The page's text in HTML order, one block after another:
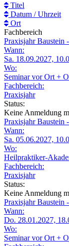
Titel
Datum / Uhrzeit
Ort
Fachbereich
Praxisjahr Baustein
Wann:
Sa. 18.09.2027,
Wo:
Seminar vor Ort +
Fachbereich:
Praxisjahr
Status:
Keine Anmeldung
Praxisjahr Baustein
Wann:
Sa. 05.06.2027,
Wo:
Heilpraktiker-
Fachbereich:
Praxisjahr
Status:
Keine Anmeldung
Praxisjahr Baustein
Wann:
Do. 28.01.2027,
Wo:
Seminar vor Ort +